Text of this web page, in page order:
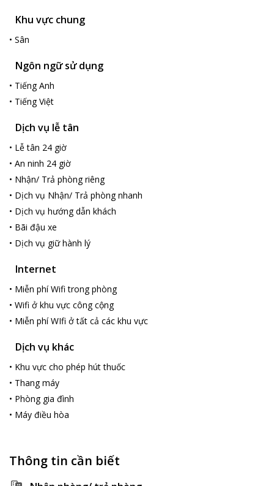
Khu vực chung
• Sân
Ngôn ngữ sử dụng
• Tiếng Anh
• Tiếng Việt
Dịch vụ lễ tân
• Lễ tân 24 giờ
• An ninh 24 giờ
• Nhận/ Trả phòng riêng
• Dịch vụ Nhận/ Trả phòng nhanh
• Dịch vụ hướng dẫn khách
• Bãi đậu xe
• Dịch vụ giữ hành lý
Internet
• Miễn phí Wifi trong phòng
• Wifi ở khu vực công cộng
• Miễn phí WIfi ở tất cả các khu vực
Dịch vụ khác
• Khu vực cho phép hút thuốc
• Thang máy
• Phòng gia đình
• Máy điều hòa
Thông tin cần biết